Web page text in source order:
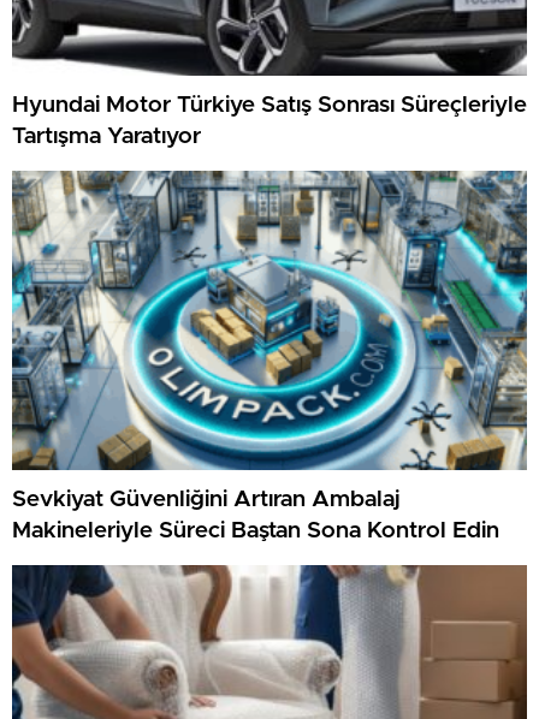
Hyundai Motor Türkiye Satış Sonrası Süreçleriyle
Tartışma Yaratıyor
Sevkiyat Güvenliğini Artıran Ambalaj
Makineleriyle Süreci Baştan Sona Kontrol Edin